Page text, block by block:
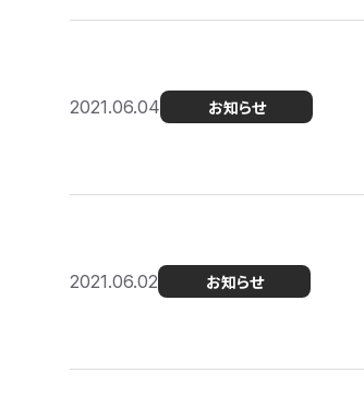
2021.06.04 お知らせ
2021.06.02 お知らせ